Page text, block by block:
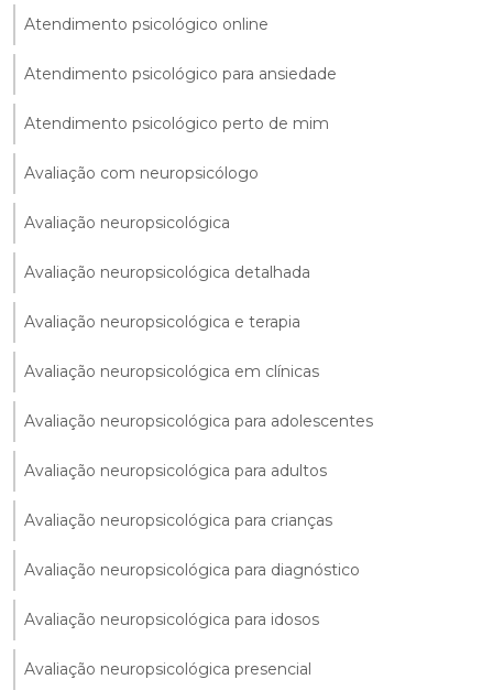
Atendimento psicológico online
Atendimento psicológico para ansiedade
Atendimento psicológico perto de mim
Avaliação com neuropsicólogo
Avaliação neuropsicológica
Avaliação neuropsicológica detalhada
Avaliação neuropsicológica e terapia
Avaliação neuropsicológica em clínicas
Avaliação neuropsicológica para adolescentes
Avaliação neuropsicológica para adultos
Avaliação neuropsicológica para crianças
Avaliação neuropsicológica para diagnóstico
Avaliação neuropsicológica para idosos
Avaliação neuropsicológica presencial